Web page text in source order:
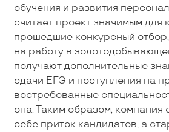
обучения и развития
считает проект значимым для
прошедшие конкурсный
на работу в
получают дополнительные
сдачи ЕГЭ и поступления на
востребованные
она. Таким образом, компания
себе приток кандидатов, а